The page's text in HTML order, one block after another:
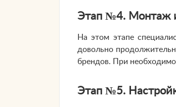
Этап №4. Монтаж
На этом этапе
довольно
брендов. При
Этап №5.